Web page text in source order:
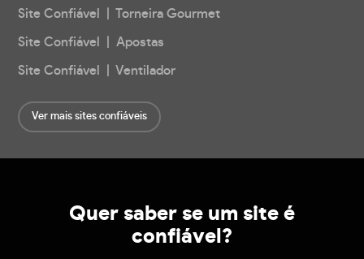
Site Confiável | Torneira Gourmet
Site Confiável | Apostas
Site Confiável | Ventilador
Ver mais sites confiáveis
Quer saber se um site é
confiável?